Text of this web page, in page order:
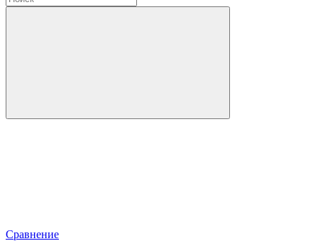
Сравнение